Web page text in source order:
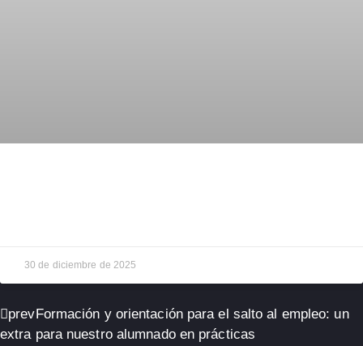
30 de diciembre de 2025
prevFormación y orientación para el salto al empleo: un
extra para nuestro alumnado en prácticas